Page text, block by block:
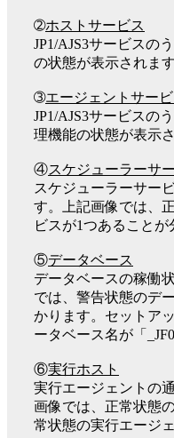
➁ホストサービス
JP1/AJS3サービスの
の状態が表示されます
➂エージェントサービ
JP1/AJS3サービスの
理機能の状態が表示さ
④スケジューラーサ
スケジューラーサー
す。上記画像では、
ビスが1つあることが
⑤データベース
データベースの稼働
では、警告状態のデ
かります。セットア
ータベース名が「
⑥実行ホスト
実行エージェントの
画像では、正常状態
常状態の実行エージ